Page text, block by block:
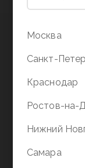
Москва
Санкт-
Краснодар
Ростов-на-
Нижний
Самара